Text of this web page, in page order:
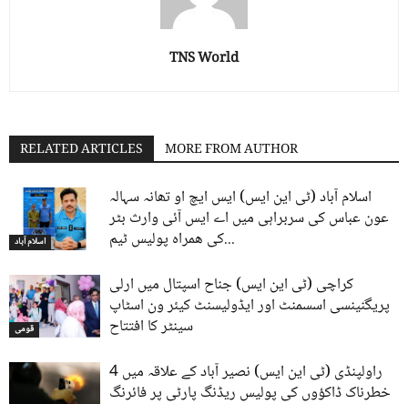
TNS World
RELATED ARTICLES MORE FROM AUTHOR
اسلام آباد
اسلام آباد (ٹی این ایس) ایس ایچ او تھانہ سہالہ
عون عباس کی سربراہی میں اے ایس آئی وارث بٹر
کی ھمراہ پولیس ٹیم...
قومی
کراچی (ٹی این ایس) جناح اسپتال میں ارلی
پریگنینسی اسسمنٹ اور ایڈولیسنٹ کیئر ون اسٹاپ
سینٹر کا افتتاح
راولپنڈی (ٹی این ایس) نصیر آباد کے علاقہ میں 4
خطرناک ڈاکؤوں کی پولیس ریڈنگ پارٹی پر فائرنگ